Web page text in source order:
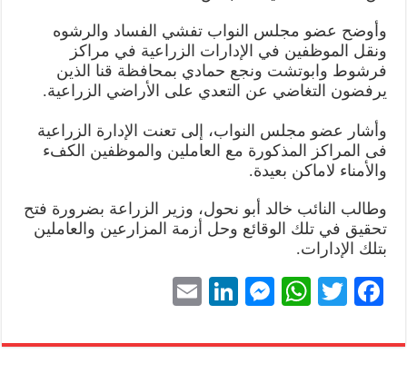
وأوضح عضو مجلس النواب تفشي الفساد والرشوه
ونقل الموظفين في الإدارات الزراعية في مراكز
فرشوط وابوتشت ونجع حمادي بمحافظة قنا الذين
يرفضون التغاضي عن التعدي على الأراضي الزراعية.
وأشار عضو مجلس النواب، إلى تعنت الإدارة الزراعية
فى المراكز المذكورة مع العاملين والموظفين الكفء
والأمناء لاماكن بعيدة.
وطالب النائب خالد أبو نحول، وزير الزراعة بضرورة فتح
تحقيق في تلك الوقائع وحل أزمة المزارعين والعاملين
بتلك الإدارات.
Fa
bo
T
tte
W
ts
M
se
Li
ed
ail